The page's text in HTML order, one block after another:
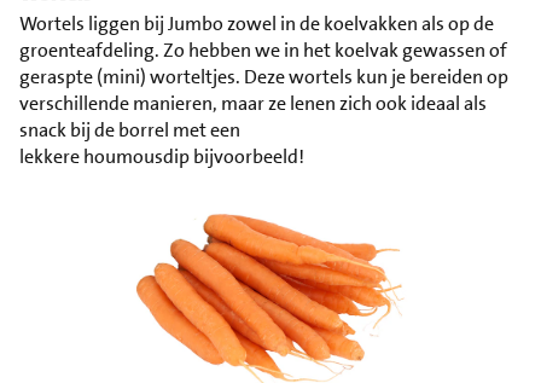
Wortels liggen bij Jumbo zowel in de koelvakken als op de
groenteafdeling. Zo hebben we in het koelvak gewassen of
geraspte (mini) worteltjes. Deze wortels kun je bereiden op
verschillende manieren, maar ze lenen zich ook ideaal als
snack bij de borrel met een
lekkere houmousdip bijvoorbeeld!